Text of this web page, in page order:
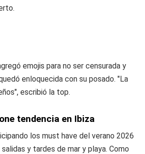
emojis para no ser censurada y
enloquecida con su posado. "La
escribió la top.
tendencia en Ibiza
los must have del verano 2026
y tardes de mar y playa. Como